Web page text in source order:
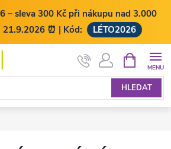
– sleva 300 Kč při nákupu nad 3.000
⏰ | Kód:
LÉTO2026
HLEDAT
NÁKUPNÍ
KOŠÍK